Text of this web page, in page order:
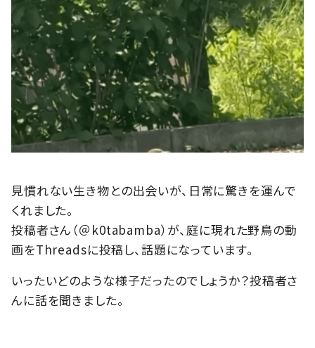
見慣れない生き物との出会いが、日常に驚きを運んで
くれました。
投稿者さん（＠k0tabamba）が、庭に現れた野鳥の動
画をThreadsに投稿し、話題になっています。
いったいどのような様子だったのでしょうか？投稿者さ
んに話を聞きました。